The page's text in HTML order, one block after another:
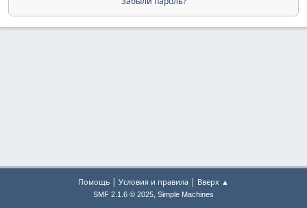
Помощь | Условия и правила | Вверх ▲
SMF 2.1.6 © 2025, Simple Machines